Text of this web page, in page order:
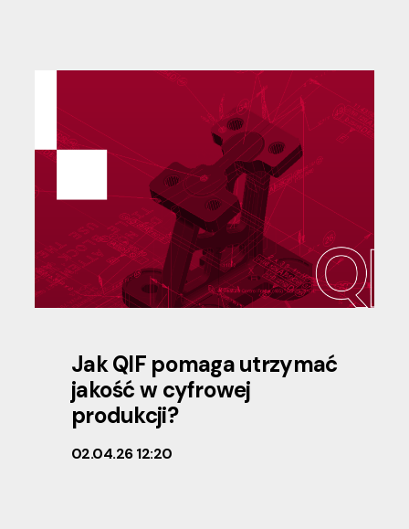
Jak QIF pomaga utrzymać
jakość w cyfrowej
produkcji?
02.04.26 12:20